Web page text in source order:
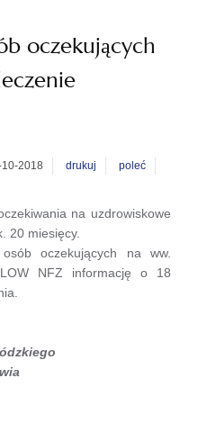
oczekujących
2018 drukuj
poleć
na uzdrowiskowe
20 miesięcy.
oczekujących na ww.
NFZ informację o 18